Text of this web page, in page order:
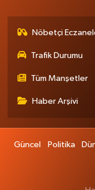
Nöbetçi
Trafik Durumu
Tüm Manşetler
Haber Arşivi
Güncel Politika